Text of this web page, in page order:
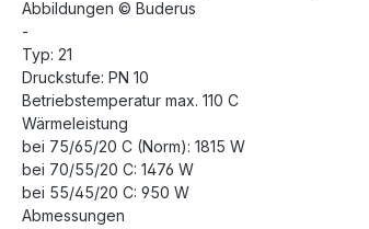
Abbildungen © Buderus
-
Typ: 21
Druckstufe: PN 10
Betriebstemperatur max. 110 C
Wärmeleistung
bei 75/65/20 C (Norm): 1815 W
bei 70/55/20 C: 1476 W
bei 55/45/20 C: 950 W
Abmessungen